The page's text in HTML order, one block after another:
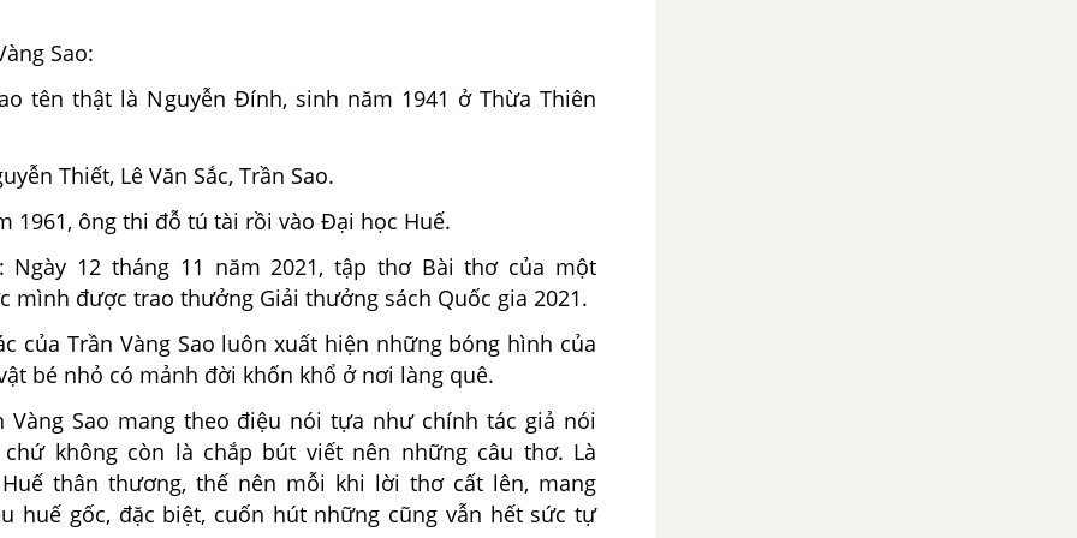
Sao:
tên thật là Nguyễn Đính, sinh năm 1941 ở Thừa Thiên
Thiết, Lê Văn Sắc, Trần Sao.
1961, ông thi đỗ tú tài rồi vào Đại học Huế.
Ngày 12 tháng 11 năm 2021, tập thơ Bài thơ của một
mình được trao thưởng Giải thưởng sách Quốc gia 2021.
của Trần Vàng Sao luôn xuất hiện những bóng hình của
bé nhỏ có mảnh đời khốn khổ ở nơi làng quê.
Vàng Sao mang theo điệu nói tựa như chính tác giả nói
không còn là chắp bút viết nên những câu thơ. Là
thân thương, thế nên mỗi khi lời thơ cất lên, mang
huế gốc, đặc biệt, cuốn hút những cũng vẫn hết sức tự